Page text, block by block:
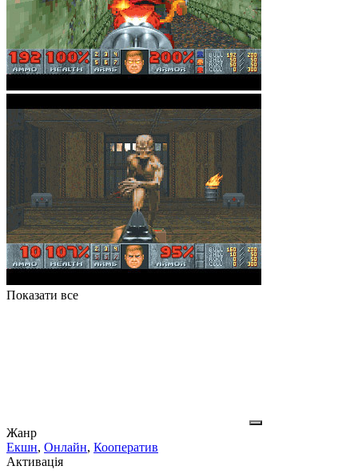
Показати все
Жанр
Екшн, Онлайн, Кооператив
Активація